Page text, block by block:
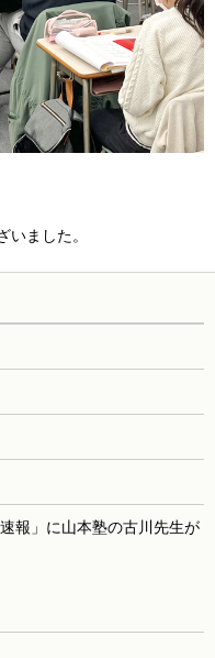
ました。
報」に山本塾の古川先生が